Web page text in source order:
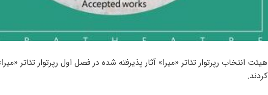
هیئت انتخاب رپرتوار تئاتر «میرا» آثار پذیرفته شده در فصل اول رپرتوار تئاتر
کردند.